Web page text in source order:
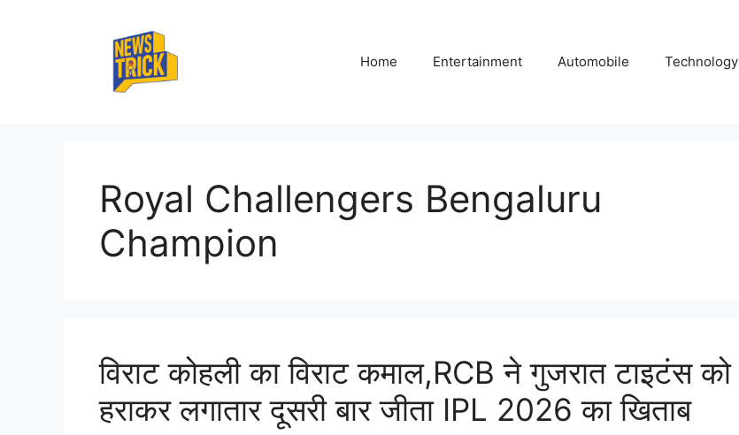
Home Entertainment Automobile Technology
Royal Challengers Bengaluru
Champion
विराट कोहली का विराट कमाल,RCB ने गुजरात टाइटंस को
हराकर लगातार दूसरी बार जीता IPL 2026 का खिताब